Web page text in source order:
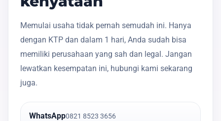
Memulai usaha tidak pernah semudah ini. Hanya
dengan KTP dan dalam 1 hari, Anda sudah bisa
memiliki perusahaan yang sah dan legal. Jangan
lewatkan kesempatan ini, hubungi kami sekarang
juga.
WhatsApp0821 8523 3656